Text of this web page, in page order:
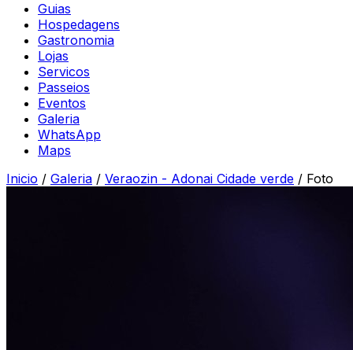
Guias
Hospedagens
Gastronomia
Lojas
Servicos
Passeios
Eventos
Galeria
WhatsApp
Maps
Inicio / Galeria / Veraozin - Adonai Cidade verde / Foto